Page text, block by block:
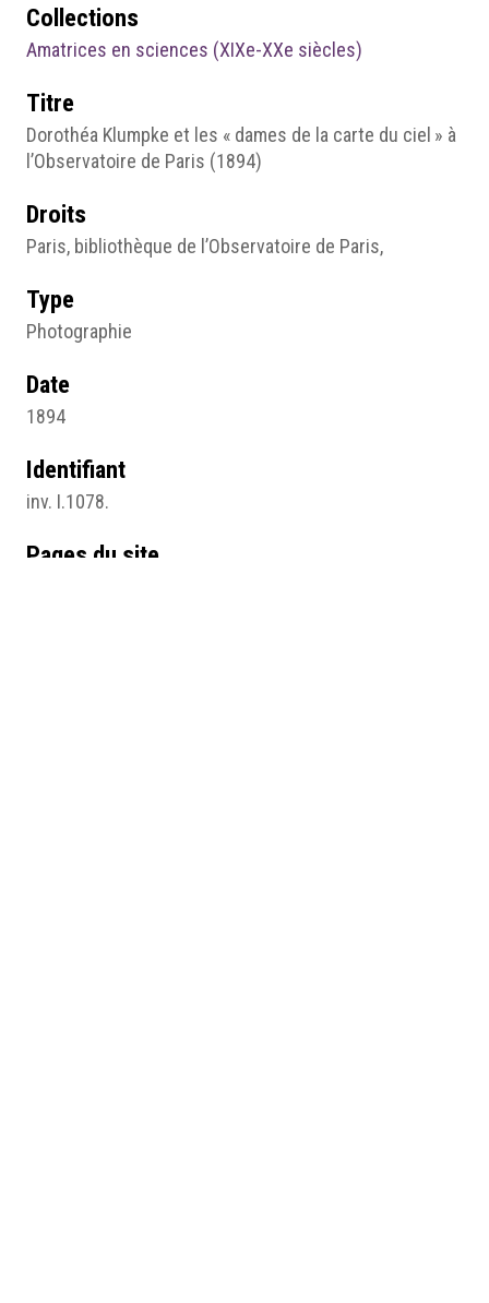
Collections
Amatrices en sciences (XIXe-XXe siècles)
Titre
Dorothéa Klumpke et les « dames de la carte du ciel » à
l’Observatoire de Paris (1894)
Droits
Paris, bibliothèque de l’Observatoire de Paris,
Type
Photographie
Date
1894
Identifiant
inv. I.1078.
Pages du site